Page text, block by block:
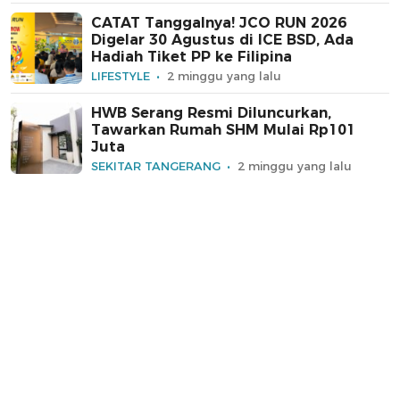
CATAT Tanggalnya! JCO RUN 2026
Digelar 30 Agustus di ICE BSD, Ada
Hadiah Tiket PP ke Filipina
LIFESTYLE 2 minggu yang lalu
HWB Serang Resmi Diluncurkan,
Tawarkan Rumah SHM Mulai Rp101
Juta
SEKITAR TANGERANG 2 minggu yang lalu